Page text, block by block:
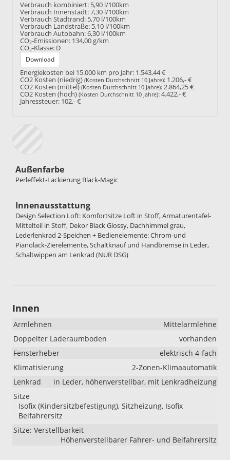
Verbrauch kombiniert: 5,90 l/100km
Verbrauch Innenstadt:7,30 l/100km
Verbrauch Stadtrand: 5,70 l/100km
Verbrauch Landstraße: 5,10 l/100km
Verbrauch Autobahn:6,30 l/100km
CO2-Emissionen: 134,00 g/km
CO2-Klasse: D
Download
Energiekosten bei 15.000 km pro Jahr: 1.543,44 €
CO2 Kosten (niedrig) (Kosten Durchschnitt 10 Jahre): 1.206,- €
CO2 Kosten (mittel) (Kosten Durchschnitt 10 Jahre):2.864,25 €
CO2 Kosten (hoch) (Kosten Durchschnitt 10 Jahre):4.422,- €
Jahressteuer: 102,- €
Außenfarbe
Perleffekt-Lackierung Black-Magic
Innenausstattung
Design Selection Loft: Komfortsitze Loft in Stoff, Armaturentafel-
Mittelteil in Stoff, Dekor Black Glossy, Dachhimmel grau,
Lederlenkrad 2-Speichen + Bedienelemente: Chrom-und
Pianolack-Zierelemente, Schaltknauf und Handbremse in Leder,
Schaltwippen am Lenkrad (NUR DSG)
Innen
Armlehnen
Mittelarmlehne
Doppelter Laderaumboden
vorhanden
Fensterheber
elektrisch 4-fach
Klimatisierung
2-Zonen-Klimaautomatik
Lenkrad
in Leder, höhenverstellbar, mit Lenkradheizung
Sitze
Isofix (Kindersitzbefestigung), Sitzheizung, Isofix
Beifahrersitz
Sitze: Verstellbarkeit
Höhenverstellbarer Fahrer- und Beifahrersitz